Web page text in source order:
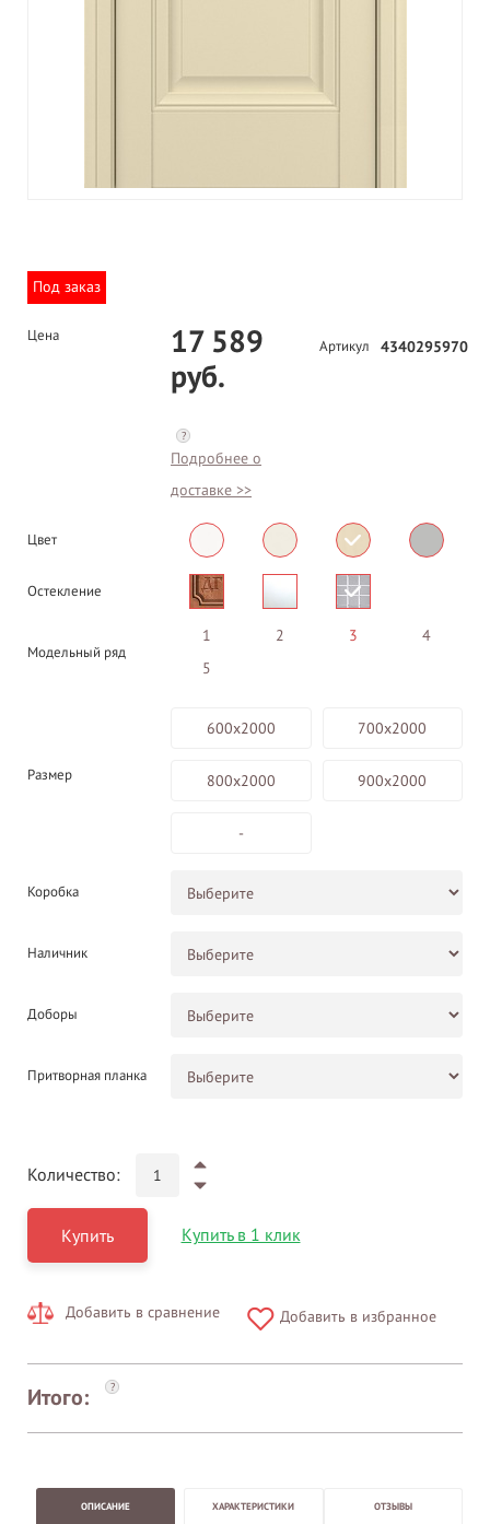
Под заказ
Цена
17 589
руб.
?
Подробнее о
доставке >>
Артикул 4340295970
Цвет
Остекление
Модельный ряд
1 2 3
4
5
Размер
600х2000 700х2000
800х2000 900х2000
-
Коробка
Наличник
Доборы
Притворная планка
Количество:
Купить Купить в 1 клик
Добавить в сравнение Добавить в избранное
Итого: ?
ОПИСАНИЕ ХАРАКТЕРИСТИКИ ОТЗЫВЫ